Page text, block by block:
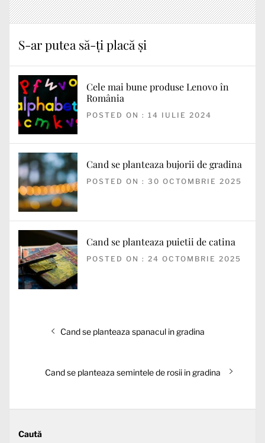
S-ar putea să-ți placă și
Cele mai bune produse Lenovo în
România
POSTED ON : 14 IULIE 2024
Cand se planteaza bujorii de gradina
POSTED ON : 30 OCTOMBRIE 2025
Cand se planteaza puietii de catina
POSTED ON : 24 OCTOMBRIE 2025
Articolul
Cand se planteaza spanacul in gradina
Articolul
Cand se planteaza semintele de rosii in gradina
Caută